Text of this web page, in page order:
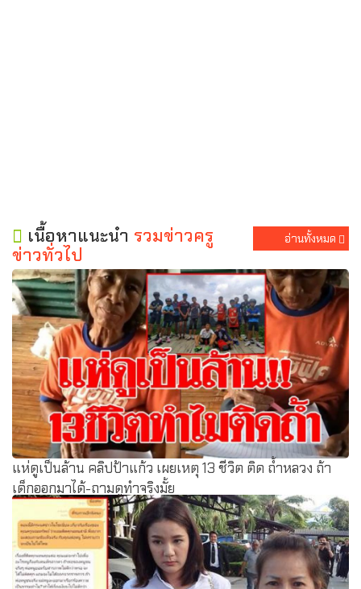
เนื้อหาแนะนำ รวมข่าวครู
ข่าวทั่วไป
อ่านทั้งหมด
แห่ดูเป็นล้าน คลิปป้าแก้ว เผยเหตุ 13 ชีวิต ติด ถ้ำหลวง ถ้า
เด็กออกมาได้-ถามดูทำจริงมั้ย